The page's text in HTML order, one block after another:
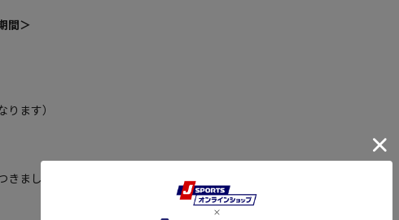
間＞
ます）
ましては、以下のメーカーHPにてご確認ください。